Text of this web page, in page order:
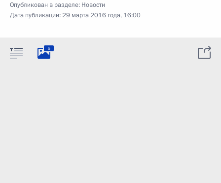
Опубликован в разделе: Новости
Дата публикации:29 марта 2016 года, 16:00
5